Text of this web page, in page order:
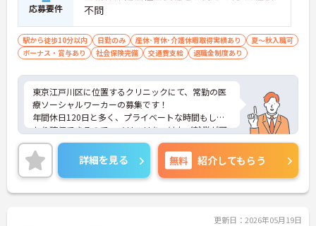
応募要件
不問
駅から徒歩10分以内 日勤のみ 産休･育休･介護休暇取得実績あり
夏～秋入職可
ボーナス・賞与あり
社会保険完備 交通費支給 退職金制度あり
東京江戸川区に位置するクリニックにて、常勤の医
療ソーシャルワーカーの募集です！
年間休日120日と多く、プライベートな時間もしっ
かり確保できるので、メリハリをつけたご就業が可
能です◎
経験不問！丁寧なレクチャーがあるので、未経験の
方・ブランクがある方も安心してご入職いただけま
す。
ご興味ある方には、面接対策ポイントなど、さらに
詳細を見る 無料 紹介してもらう
更新日：2026年05月19日